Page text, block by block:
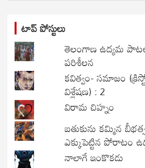
టాప్ పోస్టులు
తెలంగాణ ఉద్యమ
పరిశీలన
కవిత్వం- సమాజం
విశ్లేషణ) : 2
విరామ చిహ్నం
బతుకును కమ్మిన
ఎక్కుపెట్టిన పోరాటం
నాలాగే ఇంకొకడు